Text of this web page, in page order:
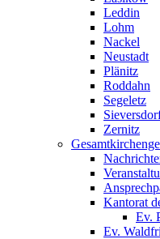
Leddin
Lohm
Nackel
Neustadt
Plänitz
Roddahn
Segeletz
Zernitz
Kantorat
Ev.
Ev.